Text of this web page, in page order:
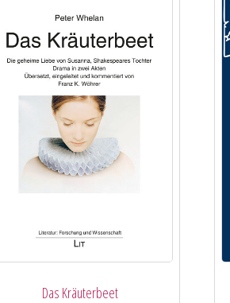
Das Kräuterbeet